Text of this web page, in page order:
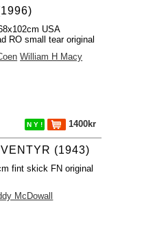
USA
RO small tear original
William H Macy
N Y ! 1400kr
(1943)
fint skick FN original
McDowall